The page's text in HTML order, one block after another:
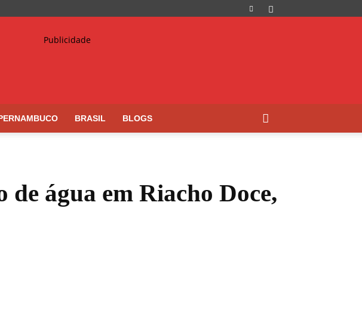
BRASIL BLOGS
água em Riacho Doce,